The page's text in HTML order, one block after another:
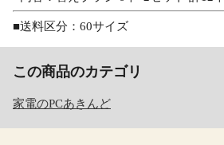
■送料区分：60サイズ
この商品のカテゴリ
家電のPCあきんど